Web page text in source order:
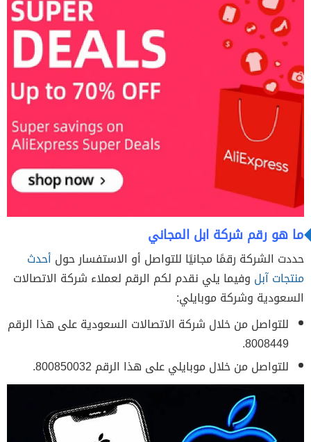
ما هو رقم شركة ابل المجاني
حددت الشركة رقمًا مجانيًا للتواصل أو الاستفسار حول أحدث
منتجات آبل وفيما يلي نقدم لكم الرقم لعملاء شركة الاتصالات
السعودية وشركة موبايلي:
للتواصل من خلال شركة الاتصالات السعودية على هذا الرقم
8008449.
للتواصل من خلال موبايلي على هذا الرقم 800850032.